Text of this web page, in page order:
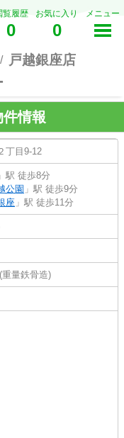
覧履歴
0
お気に入り
0
メニュー
戸越銀座店
情報
丁目9-12
」駅 徒歩8分
公園 」駅 徒歩9分
座 」駅 徒歩11分
量鉄骨造)